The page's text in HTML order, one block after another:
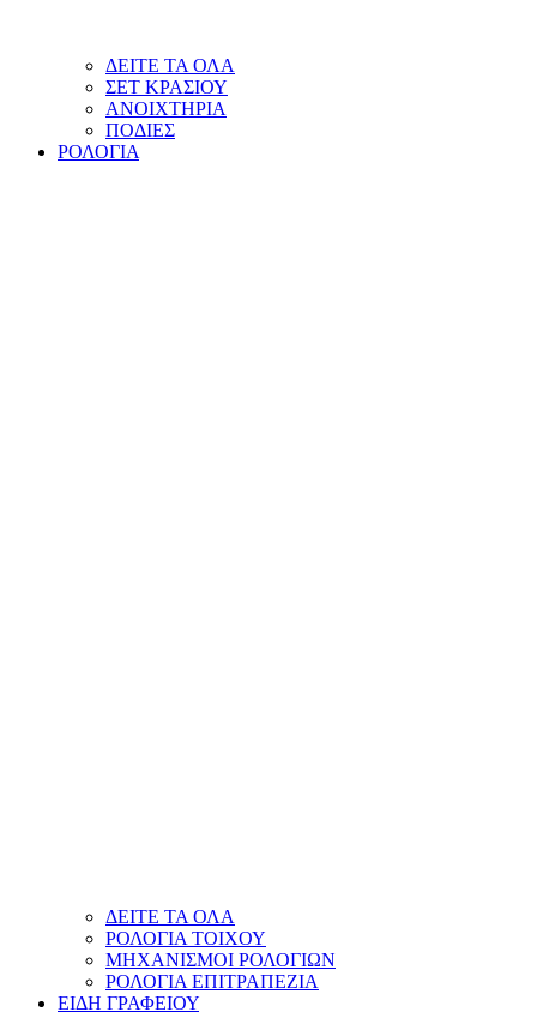
ΔΕΙΤΕ ΤΑ ΟΛΑ
ΣΕΤ ΚΡΑΣΙΟΥ
ΑΝΟΙΧΤΗΡΙΑ
ΠΟΔΙΕΣ
ΡΟΛΟΓΙΑ
ΔΕΙΤΕ ΤΑ ΟΛΑ
ΡΟΛΟΓΙΑ ΤΟΙΧΟΥ
ΜΗΧΑΝΙΣΜΟΙ ΡΟΛΟΓΙΩΝ
ΡΟΛΟΓΙΑ ΕΠΙΤΡΑΠΕΖΙΑ
ΕΙΔΗ ΓΡΑΦΕΙΟΥ